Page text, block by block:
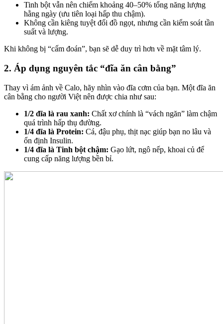
Tinh bột vẫn nên chiếm khoảng 40–50% tổng năng lượng
hằng ngày (ưu tiên loại hấp thu chậm).
Không cần kiêng tuyệt đối đồ ngọt, nhưng cần kiểm soát tần
suất và lượng.
Khi không bị “cấm đoán”, bạn sẽ dễ duy trì hơn về mặt tâm lý.
2. Áp dụng nguyên tắc “đĩa ăn cân bằng”
Thay vì ám ảnh về Calo, hãy nhìn vào đĩa cơm của bạn. Một đĩa ăn
cân bằng cho người Việt nên được chia như sau:
1/2 đĩa là rau xanh: Chất xơ chính là “vách ngăn” làm chậm
quá trình hấp thụ đường.
1/4 đĩa là Protein: Cá, đậu phụ, thịt nạc giúp bạn no lâu và
ổn định Insulin.
1/4 đĩa là Tinh bột chậm: Gạo lứt, ngô nếp, khoai củ để
cung cấp năng lượng bền bỉ.